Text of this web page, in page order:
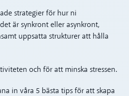
strategier för hur ni
är synkront eller asynkront,
uppsatta strukturer att hålla
och för att minska stressen.
in våra 5 bästa tips för att skapa